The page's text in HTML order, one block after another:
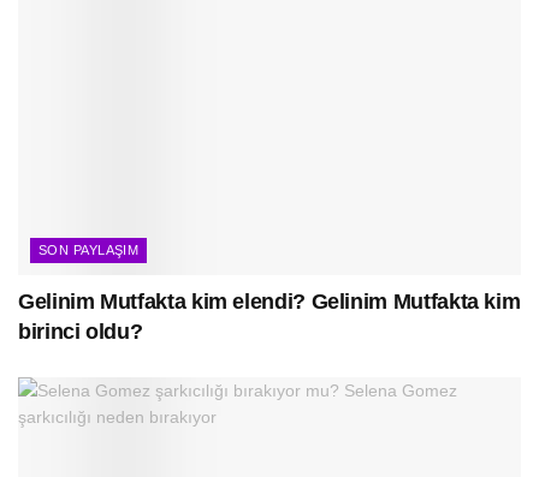
SON PAYLAŞIM
Gelinim Mutfakta kim elendi? Gelinim Mutfakta kim
birinci oldu?